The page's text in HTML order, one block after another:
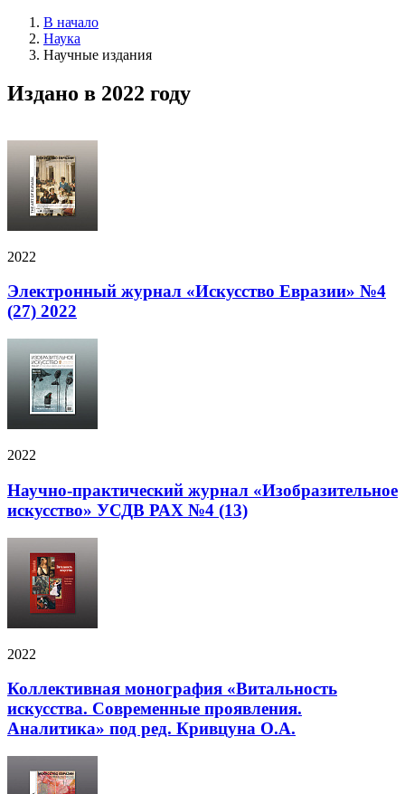
В начало
Наука
Научные издания
Издано в 2022 году
2022
Электронный журнал «Искусство Евразии» №4
(27) 2022
2022
Научно-практический журнал «Изобразительное
искусство» УСДВ РАХ №4 (13)
2022
Коллективная монография «Витальность
искусства. Современные проявления.
Аналитика» под ред. Кривцуна О.А.